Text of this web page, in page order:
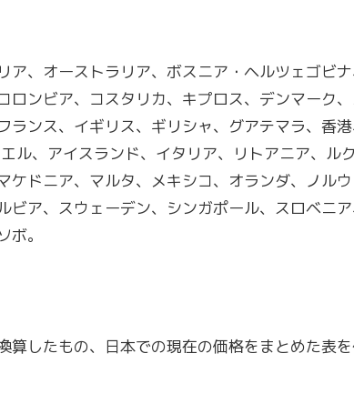
ア、オーストラリア、ボスニア・ヘルツェゴビ
ンビア、コスタリカ、キプロス、デンマーク
ンス、イギリス、ギリシャ、グアテマラ、香
ル、アイスランド、イタリア、リトアニア、ル
ドニア、マルタ、メキシコ、オランダ、ノルウ
ア、スウェーデン、シンガポール、スロベニ
。
したもの、日本での現在の価格をまとめた表を